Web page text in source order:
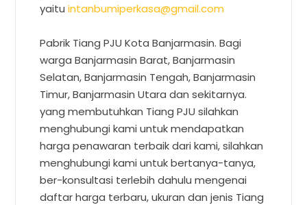
yaituintanbumiperkasa@gmail.com
Pabrik Tiang PJU Kota Banjarmasin. Bagi
warga Banjarmasin Barat, Banjarmasin
Selatan, Banjarmasin Tengah, Banjarmasin
Timur, Banjarmasin Utara dan sekitarnya.
yang membutuhkan Tiang PJU silahkan
menghubungi kami untuk mendapatkan
harga penawaran terbaik dari kami, silahkan
menghubungi kami untuk bertanya-tanya,
ber-konsultasi terlebih dahulu mengenai
daftar harga terbaru, ukuran dan jenis Tiang